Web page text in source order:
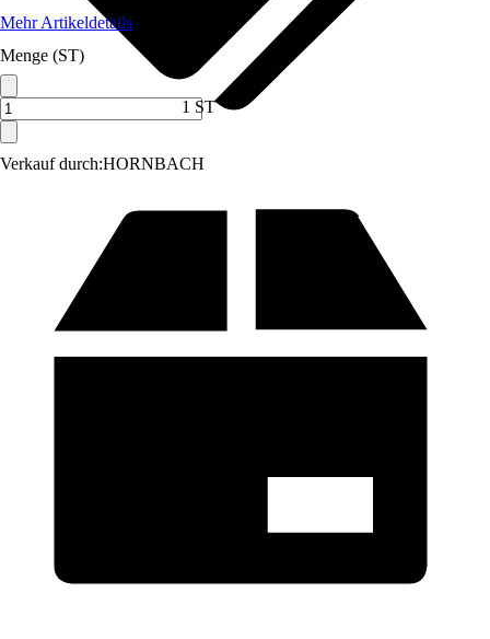
Verkauf durch:HORNBACH
Mehr Artikeldetails
Menge (ST)
1 ST